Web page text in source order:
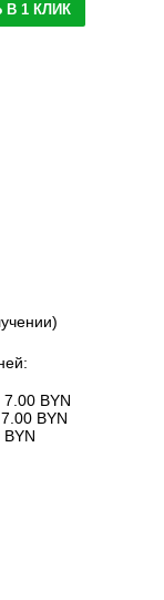
В 1 КЛИК
7.00 BYN
BYN